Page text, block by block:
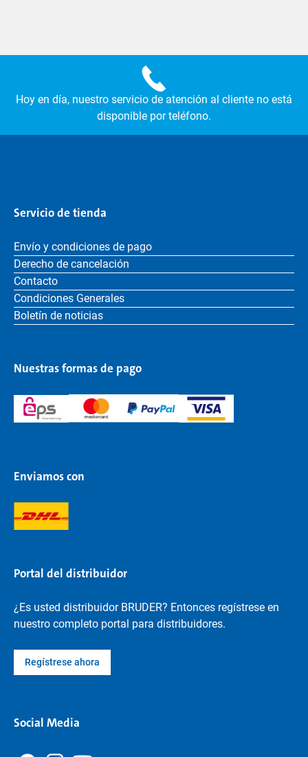
Hoy en día, nuestro servicio de atención al cliente no está
disponible por teléfono.
Servicio de tienda
Envío y condiciones de pago
Derecho de cancelación
Contacto
Condiciones Generales
Boletín de noticias
Nuestras formas de pago
Enviamos con
Portal del distribuidor
¿Es usted distribuidor BRUDER? Entonces regístrese en
nuestro completo portal para distribuidores.
Regístrese ahora
Social Media